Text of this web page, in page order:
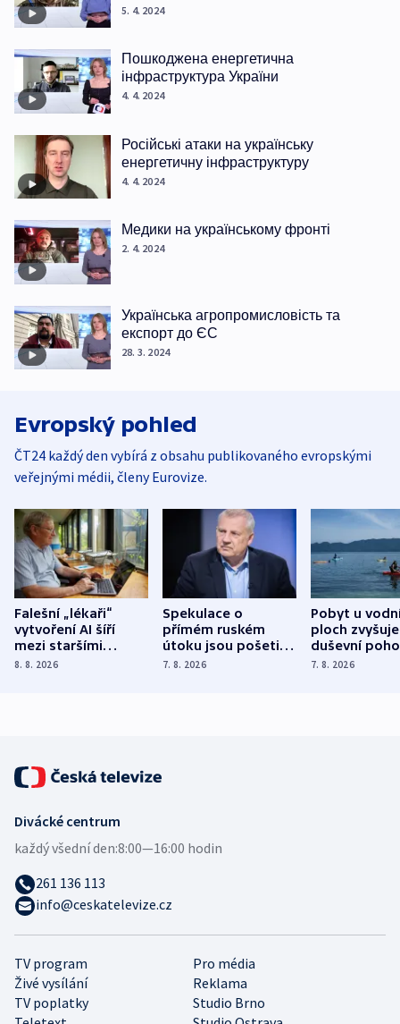
5. 4. 2024
Пошкоджена енергетична
інфраструктура України
4. 4. 2024
Російські атаки на українську
енергетичну інфраструктуру
4. 4. 2024
Медики на українському фронті
2. 4. 2024
Українська агропромисловість та
експорт до ЄС
28. 3. 2024
Evropský pohled
ČT24 každý den vybírá z obsahu publikovaného evropskými
veřejnými médii, členy Eurovize.
Falešní „lékaři“
vytvoření AI šíří
mezi staršími
Poláky nebezpečné
8. 8. 2026
Spekulace o
přímém ruském
útoku jsou pošetilé,
míní estonský
7. 8. 2026
Pobyt u
ploch zvyšuje
duševní
ukázala
7. 8. 2026
TV program
Pro média
Živé vysílání
Reklama
TV poplatky
Studio Brno
Divácké centrum
každý všední den:8:00—16:00 hodin
261 136 113
info@ceskatelevize.cz